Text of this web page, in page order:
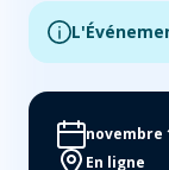
novembre
En ligne